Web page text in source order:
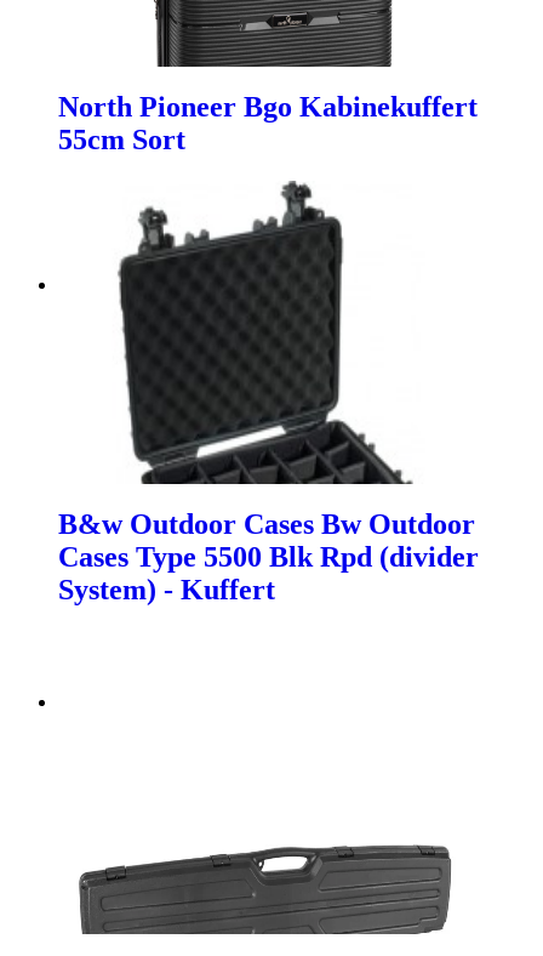
North Pioneer Bgo Kabinekuffert
55cm Sort
B&w Outdoor Cases Bw Outdoor
Cases Type 5500 Blk Rpd (divider
System) - Kuffert